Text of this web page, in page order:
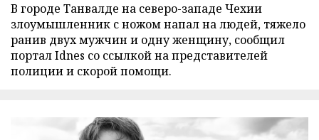
В городе Танвалде на северо-западе Чехии
злоумышленник с ножом напал на людей, тяжело
ранив двух мужчин и одну женщину, сообщил
портал Idnes со ссылкой на представителей
полиции и скорой помощи.